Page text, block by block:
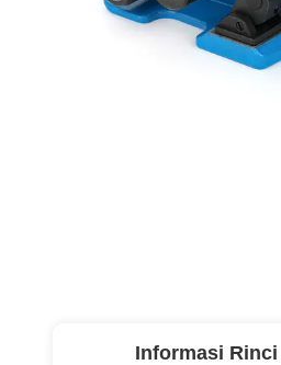
Informasi Rinci